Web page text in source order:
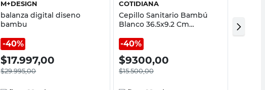
M+DESIGN
balanza digital diseno
bambu
40%
$17.997,00
$29.995,00
COTIDIANA
Cepillo Sanitario Bambú
Blanco 36.5x9.2 Cm
40%
$9300,00
$15.500,00
Acción